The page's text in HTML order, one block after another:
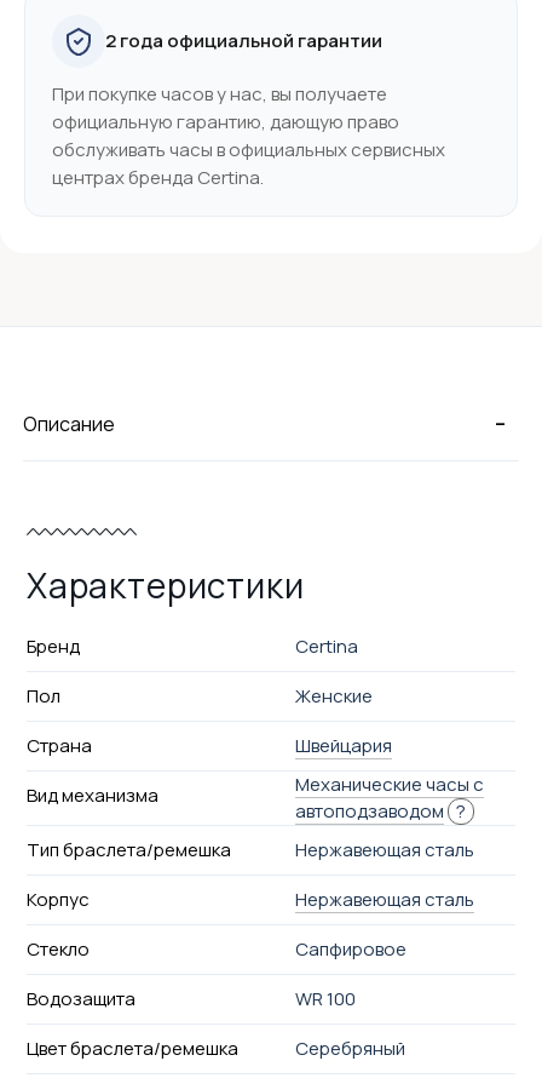
2 года официальной гарантии
При покупке часов у нас, вы получаете
официальную гарантию, дающую право
обслуживать часы в официальных сервисных
центрах бренда Certina.
-
Описание
Характеристики
Бренд
Certina
Пол
Женские
Страна
Швейцария
Вид механизма
Механические часы с
автоподзаводом ?
Тип браслета/ремешка
Нержавеющая сталь
Корпус
Нержавеющая сталь
Стекло
Сапфировое
Водозащита
WR 100
Цвет браслета/ремешка
Серебряный